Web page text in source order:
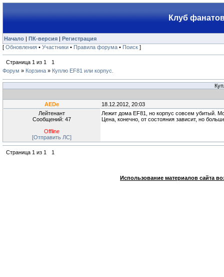
Клуб
Начало | ПК-версия | Регистрация
[ Обновления • Участники • Правила форума • Поиск ]
Страница 1 из 1
1
Форум » Корзина » Куплю EF81 или корпус.
AEDe
18.12.2012, 20:03
Лейтенант
Сообщений: 47
Offline
[Отправить ЛС]
Лежит дома EF81, но корпус совсем убитый.
Цена, конечно, от состояния зависит, но
Страница 1 из 1 1
Использование материалов сайта